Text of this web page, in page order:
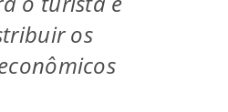
os